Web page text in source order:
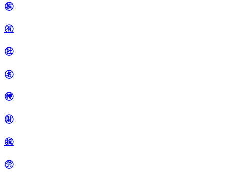
㊑
㊒
㊓
㊔
㊕
㊖
㊗
㊘